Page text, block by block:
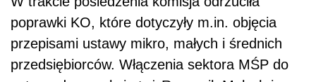
poprawki KO, które dotyczyły m.in. objęcia
przepisami ustawy mikro, małych i średnich
przedsiębiorców. Włączenia sektora MŚP do